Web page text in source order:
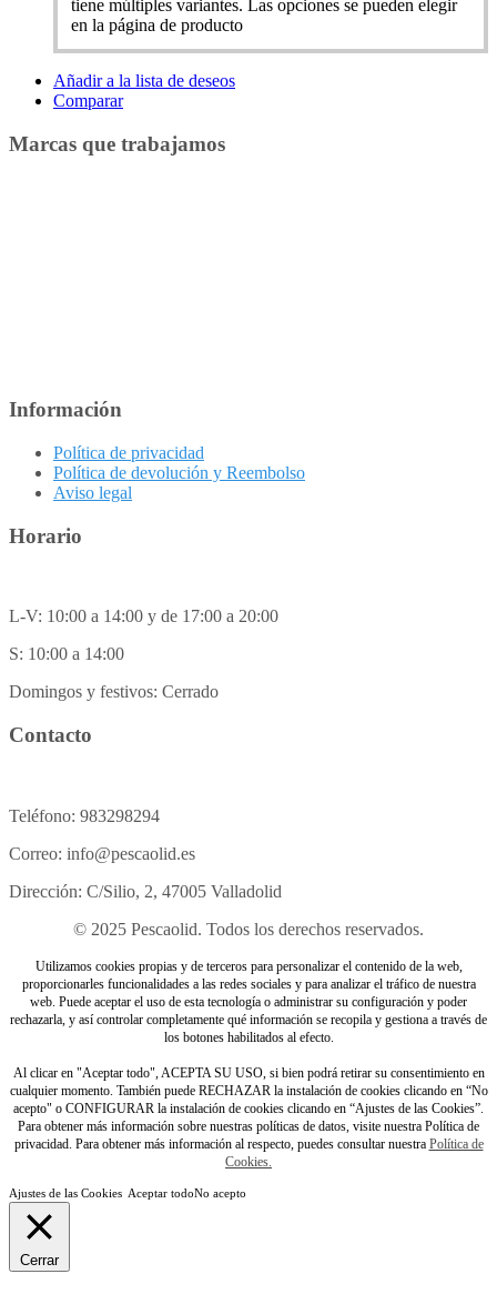
tiene múltiples variantes. Las opciones se pueden elegir
en la página de producto
Añadir a la lista de deseos
Comparar
Marcas que trabajamos
Información
Política de privacidad
Política de devolución y Reembolso
Aviso legal
Horario
L-V: 10:00 a 14:00 y de 17:00 a 20:00
S: 10:00 a 14:00
Domingos y festivos: Cerrado
Contacto
Teléfono: 983298294
Correo: info@pescaolid.es
Dirección: C/Silio, 2, 47005 Valladolid
© 2025 Pescaolid. Todos los derechos reservados.
Utilizamos cookies propias y de terceros para personalizar el contenido de la web,
proporcionarles funcionalidades a las redes sociales y para analizar el tráfico de nuestra
web. Puede aceptar el uso de esta tecnología o administrar su configuración y poder
rechazarla, y así controlar completamente qué información se recopila y gestiona a través de
los botones habilitados al efecto.
Al clicar en "Aceptar todo", ACEPTA SU USO, si bien podrá retirar su consentimiento en
cualquier momento. También puede RECHAZAR la instalación de cookies clicando en “No
acepto" o CONFIGURAR la instalación de cookies clicando en “Ajustes de las Cookies”.
Para obtener más información sobre nuestras políticas de datos, visite nuestra Política de
privacidad. Para obtener más información al respecto, puedes consultar nuestra Política de
Cookies.
Ajustes de las Cookies Aceptar todoNo acepto
Cerrar